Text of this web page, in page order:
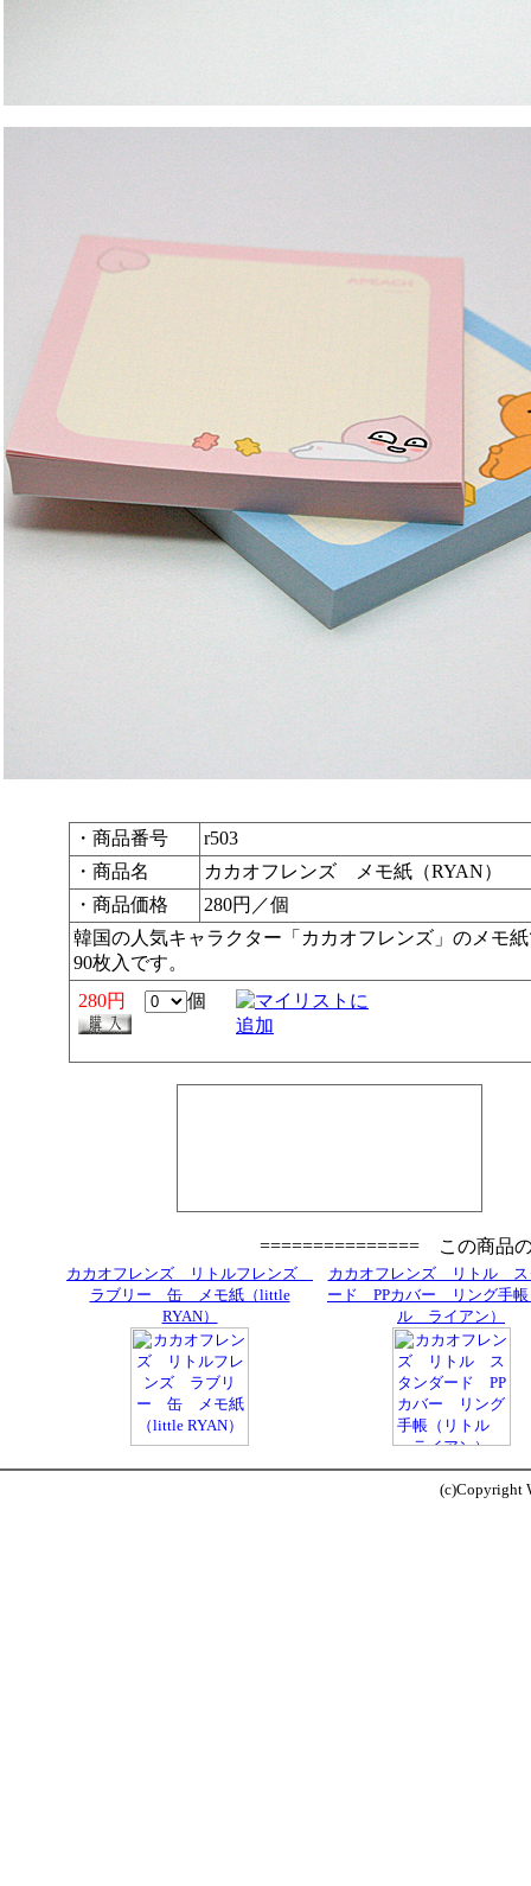
・商品番号
r503
・商品名
カカオフレンズ メモ紙（RYAN）
・商品価格
280円／個
韓国の人気キャラクター「カカオフレンズ」のメモ
90枚入です。
280円
個
=============== この商品
カカオフレンズ リトルフレンズ
ラブリー 缶 メモ紙（little
RYAN）
カカオフレンズ リトル ス
ード PPカバー リング手帳
ル ライアン）
(c)Copyright